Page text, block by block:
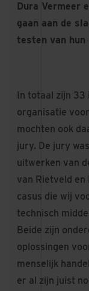
Dura Vermeer
gaan aan de
testen van hun
In totaal zijn 33
organisatie
mochten ook
jury. De jury
uitwerken van
van Rietveld en
casus die wij
technisch
Beide zijn
oplossingen
menselijk
er al zijn juist